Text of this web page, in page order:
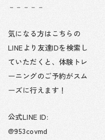
－－－－－
気になる方はこちらの
LINEより友達IDを検索し
ていただくと、体験トレ
ーニングのご予約がスム
ーズに行えます！
公式LINE ID:
@953covmd